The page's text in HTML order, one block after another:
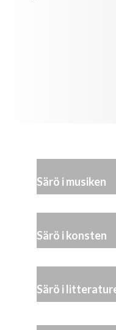
Särö i musiken
Särö i konsten
Särö i